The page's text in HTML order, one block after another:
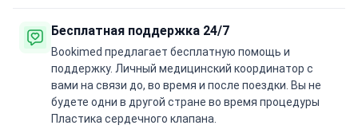
Бесплатная поддержка 24/7
Bookimed предлагает бесплатную помощь и
поддержку. Личный медицинский координатор с
вами на связи до, во время и после поездки. Вы не
будете одни в другой стране во время процедуры
Пластика сердечного клапана.